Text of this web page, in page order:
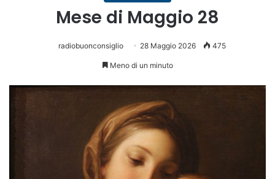
Mese di Maggio 28
radiobuonconsiglio 28 Maggio 2026 475
Meno di un minuto